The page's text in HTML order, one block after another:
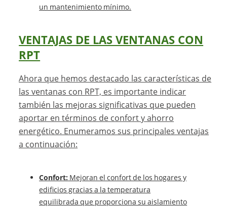
un mantenimiento mínimo.
VENTAJAS DE LAS VENTANAS CON
RPT
Ahora que hemos destacado las características de
las ventanas con RPT, es importante indicar
también las mejoras significativas que pueden
aportar en términos de confort y ahorro
energético. Enumeramos sus principales ventajas
a continuación:
Confort: Mejoran el confort de los hogares y
edificios gracias a la temperatura
equilibrada que proporciona su aislamiento